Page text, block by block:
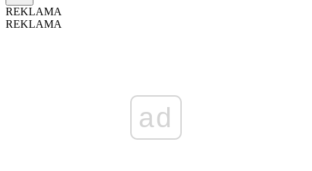
REKLAMA
REKLAMA
ad